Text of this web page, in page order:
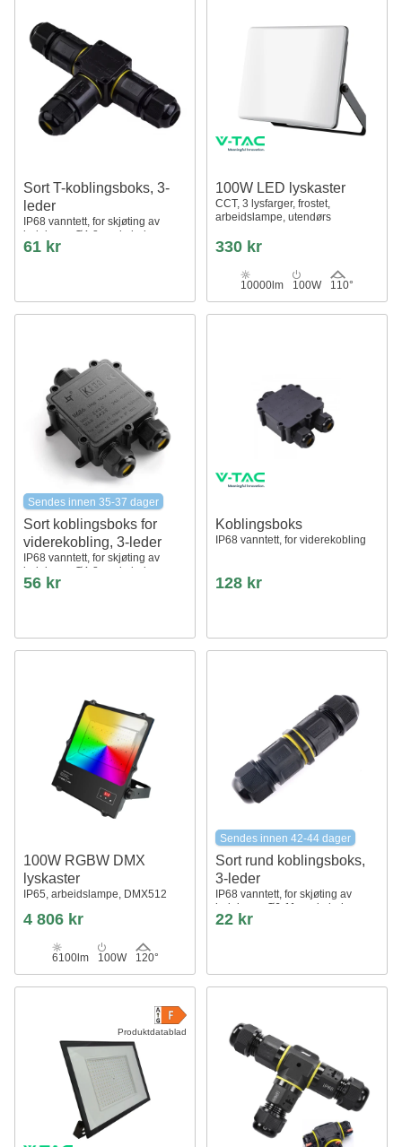
Sort T-koblingsboks, 3-
leder
IP68 vanntett, for skjøting av
ledninger, Ø4-8mm kabel
61 kr
100W LED lyskaster
CCT, 3 lysfarger, frostet,
arbeidslampe, utendørs
330 kr
10000lm 100W 110°
Sendes innen 35-37 dager
Sort koblingsboks for
viderekobling, 3-leder
IP68 vanntett, for skjøting av
ledninger, Ø4-8mm kabel
56 kr
Koblingsboks
IP68 vanntett, for viderekobling
128 kr
100W RGBW DMX
lyskaster
IP65, arbeidslampe, DMX512
4 806 kr
6100lm 100W 120°
Sendes innen 42-44 dager
Sort rund koblingsboks,
3-leder
IP68 vanntett, for skjøting av
ledninger, Ø6-11mm kabel
22 kr
Produktdatablad